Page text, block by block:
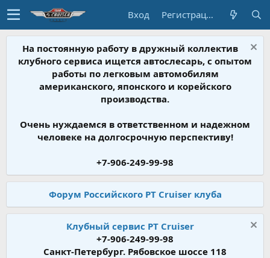
Вход Регистрация
На постоянную работу в дружный коллектив
клубного сервиса ищется автослесарь, с опытом
работы по легковым автомобилям
американского, японского и корейского
производства.
Очень нуждаемся в ответственном и надежном
человеке на долгосрочную перспективу!
+7-906-249-99-98
Форум Российского PT Cruiser клуба
Клубный сервис PT Cruiser
+7-906-249-99-98
Санкт-Петербург. Рябовское шоссе 118